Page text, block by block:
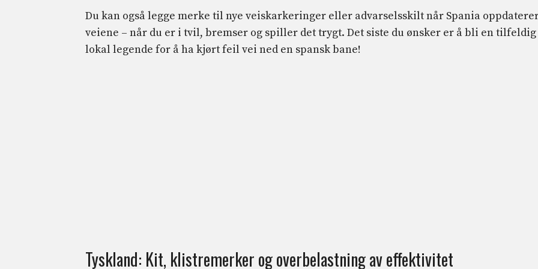
Du kan også legge merke til nye veiskarkeringer eller advarselsskilt når Spania
veiene – når du er i tvil, bremser og spiller det trygt. Det siste du ønsker er å bli en tilfeldig
lokal legende for å ha kjørt feil vei ned en spansk bane!
Tyskland: Kit, klistremerker og overbelastning av effektivitet